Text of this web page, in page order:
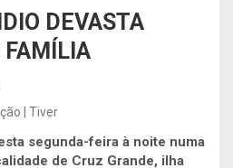
DEVASTA
FAMÍLIA
| Tiver
segunda-feira à noite numa
de Cruz Grande, ilha